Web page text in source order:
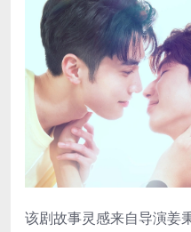
该剧故事灵感来自导演姜